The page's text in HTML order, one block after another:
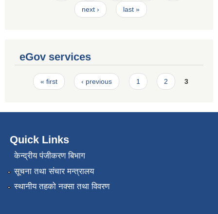
next › last »
eGov services
Pages
« first ‹ previous 1 2 3
Quick Links
केन्द्रीय पंजीकरण बिभाग
सूचना तथा संचार मन्त्रालय
स्थानीय तहको नक्सा तथा विवरण